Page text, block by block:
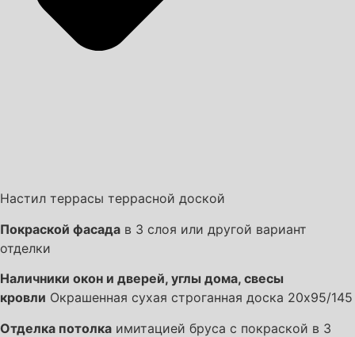
Настил террасы террасной доской
Покраской фасада в 3 слоя или другой вариант
отделки
Наличники окон и дверей, углы дома, свесы
кровли Окрашенная сухая строганная доска 20х95/145
Отделка потолка имитацией бруса с покраской в 3